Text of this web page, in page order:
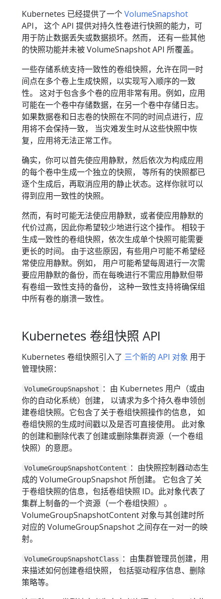
Kubernetes 已经提供了一个VolumeSnapshot
API， 这个 API 提供对持久性卷进行快照的能力，可
用于防止数据丢失或数据损坏。然而， 还有一些其他
的快照功能并未被 VolumeSnapshot API 所覆盖。
一些存储系统支持一致性的卷组快照，允许在同一时
间点在多个卷上生成快照，以实现写入顺序的一致
性。 这对于包含多个卷的应用非常有用。例如，应用
可能在一个卷中存储数据，在另一个卷中存储日志。
如果数据卷和日志卷的快照在不同的时间点进行，应
用将不会保持一致， 当灾难发生时从这些快照中恢
复，应用将无法正常工作。
确实，你可以首先使应用静默，然后依次为构成应用
的每个卷中生成一个独立的快照， 等所有的快照都已
逐个生成后，再取消应用的静止状态。这样你就可以
得到应用一致性的快照。
然而，有时可能无法使应用静默，或者使应用静默的
代价过高，因此你希望较少地进行这个操作。 相较于
生成一致性的卷组快照，依次生成单个快照可能需要
更长的时间。 由于这些原因，有些用户可能不希望经
常使应用静默。例如， 用户可能希望每周进行一次需
要应用静默的备份，而在每晚进行不需应用静默但带
有卷组一致性支持的备份， 这种一致性支持将确保组
中所有卷的崩溃一致性。
Kubernetes 卷组快照 API
Kubernetes 卷组快照引入了 三个新的 API 对象 用于
管理快照：
VolumeGroupSnapshot
：由 Kubernetes 用户（或由
你的自动化系统）创建， 以请求为多个持久卷申领创
建卷组快照。它包含了关于卷组快照操作的信息， 如
卷组快照的生成时间戳以及是否可直接使用。 此对象
的创建和删除代表了创建或删除集群资源（一个卷组
快照）的意愿。
VolumeGroupSnapshotContent
：由快照控制器动态生
成的 VolumeGroupSnapshot 所创建。 它包含了关
于卷组快照的信息，包括卷组快照 ID。此对象代表了
集群上制备的一个资源（一个卷组快照）。
VolumeGroupSnapshotContent 对象与其创建时所
对应的 VolumeGroupSnapshot 之间存在一对一的映
射。
VolumeGroupSnapshotClass
：由集群管理员创建，用
来描述如何创建卷组快照， 包括驱动程序信息、删除
策略等。